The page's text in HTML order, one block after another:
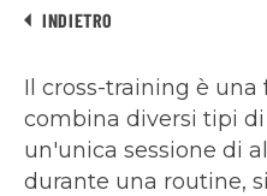
INDIETRO
Il cross-training è
combina diversi tipi
un'unica sessione di
durante una routine,